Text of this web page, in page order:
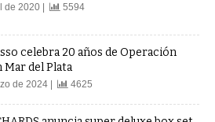
de 2020 | 5594
celebra 20 años de Operación
del Plata
de 2024 | 4625